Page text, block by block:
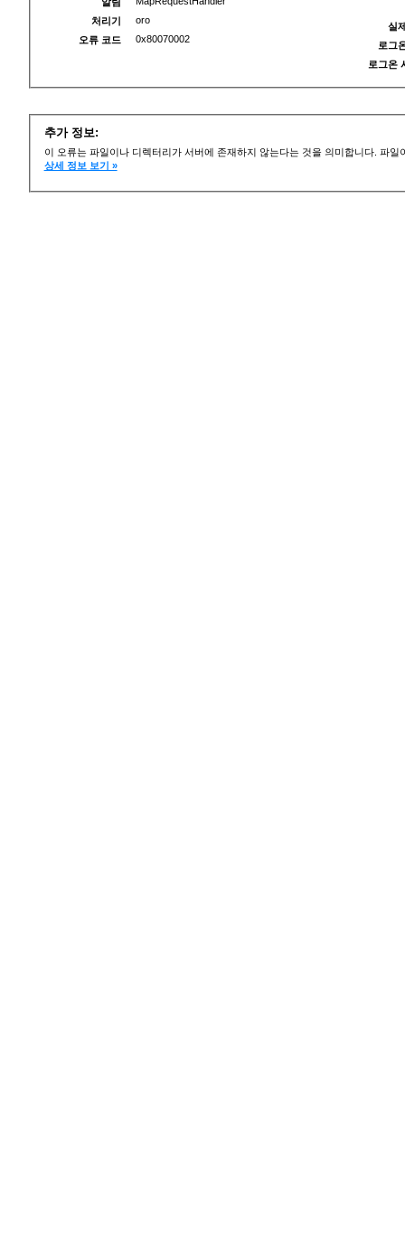
처리기
oro
오류 코드
0x80070002
실
로그
로그온
추가 정보:
이 오류는 파일이나 디렉터리가 서버에 존재하지 않는다는 것을 의미합니다. 파
상세 정보 보기 »